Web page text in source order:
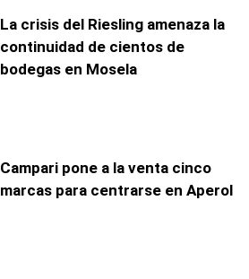
La crisis del Riesling amenaza la
continuidad de cientos de
bodegas en Mosela
Campari pone a la venta cinco
marcas para centrarse en Aperol